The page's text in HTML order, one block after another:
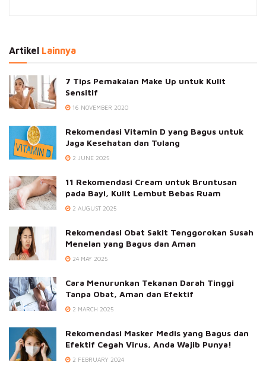
Artikel Lainnya
7 Tips Pemakaian Make Up untuk Kulit
Sensitif
16 NOVEMBER 2020
Rekomendasi Vitamin D yang Bagus untuk
Jaga Kesehatan dan Tulang
2 JUNE 2025
11 Rekomendasi Cream untuk Bruntusan
pada Bayi, Kulit Lembut Bebas Ruam
2 AUGUST 2025
Rekomendasi Obat Sakit Tenggorokan Susah
Menelan yang Bagus dan Aman
24 MAY 2025
Cara Menurunkan Tekanan Darah Tinggi
Tanpa Obat, Aman dan Efektif
2 MARCH 2025
Rekomendasi Masker Medis yang Bagus dan
Efektif Cegah Virus, Anda Wajib Punya!
2 FEBRUARY 2024